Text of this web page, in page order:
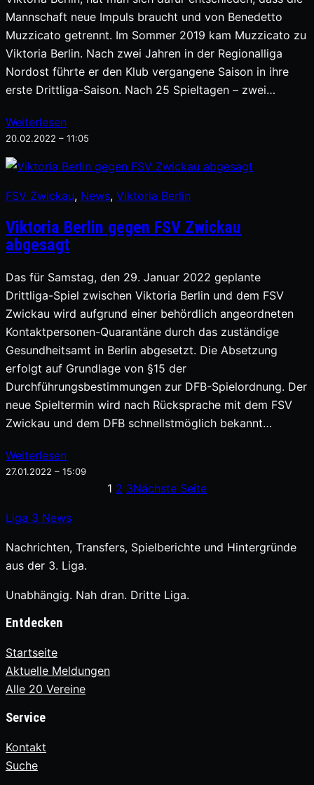
Mannschaft neue Impuls braucht und von Benedetto
Muzzicato getrennt. Im Sommer 2019 kam Muzzicato zu
Viktoria Berlin. Nach zwei Jahren in der Regionalliga
Nordost führte er den Klub vergangene Saison in ihre
erste Drittliga-Saison. Nach 25 Spieltagen – zwei…
Weiterlesen
20.02.2022 – 11:05
FSV Zwickau, News, Viktoria Berlin
Viktoria Berlin gegen FSV Zwickau
abgesagt
Das für Samstag, den 29. Januar 2022 geplante
Drittliga-Spiel zwischen Viktoria Berlin und dem FSV
Zwickau wird aufgrund einer behördlich angeordneten
Kontaktpersonen-Quarantäne durch das zuständige
Gesundheitsamt in Berlin abgesetzt. Die Absetzung
erfolgt auf Grundlage von §15 der
Durchführungsbestimmungen zur DFB-Spielordnung. Der
neue Spieltermin wird nach Rücksprache mit dem FSV
Zwickau und dem DFB schnellstmöglich bekannt…
Weiterlesen
27.01.2022 – 15:09
1 2 3Nächste Seite
Liga 3 News
Nachrichten, Transfers, Spielberichte und Hintergründe
aus der 3. Liga.
Unabhängig. Nah dran. Dritte Liga.
Entdecken
Startseite
Aktuelle Meldungen
Alle 20 Vereine
Service
Kontakt
Suche